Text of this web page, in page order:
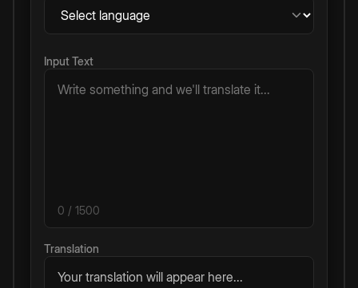
Input Text
0 / 1500
Translation
Your translation will appear here...